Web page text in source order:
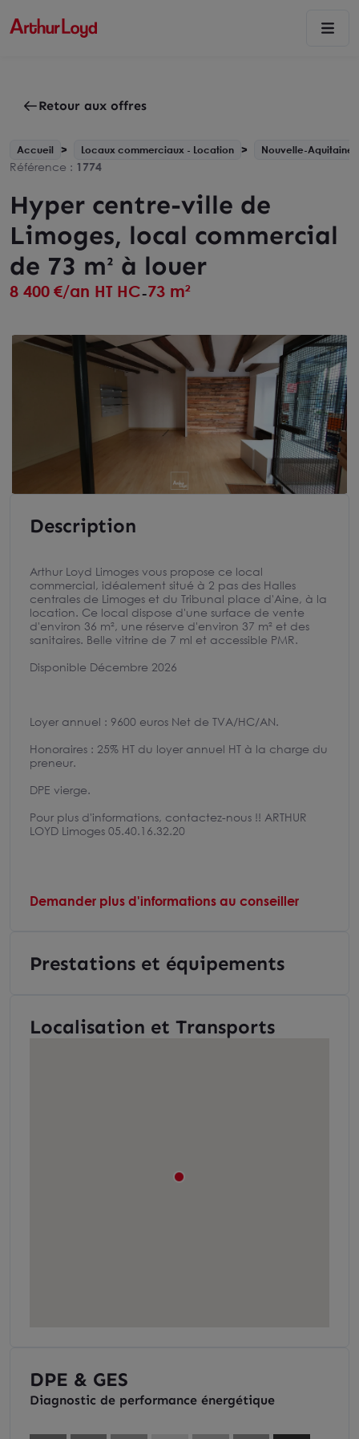
Retour aux offres
Accueil Locaux commerciaux - Location Nouvelle-Aquitaine
Référence : 1774
Hyper centre-ville de
Limoges, local commercial
de 73 m² à louer
8 400 €/an HT HC-73 m²
Description
Arthur Loyd Limoges vous propose ce local
commercial, idéalement situé à 2 pas des Halles
centrales de Limoges et du Tribunal place d'Aine, à la
location. Ce local dispose d'une surface de vente
d'environ 36 m², une réserve d'environ 37 m² et des
sanitaires. Belle vitrine de 7 ml et accessible PMR.
Disponible Décembre 2026
Loyer annuel : 9600 euros Net de TVA/HC/AN.
Honoraires : 25% HT du loyer annuel HT à la charge du
preneur.
DPE vierge.
Pour plus d'informations, contactez-nous !! ARTHUR
LOYD Limoges 05.40.16.32.20
Demander plus d'informations au conseiller
Prestations et équipements
Localisation et Transports
DPE & GES
Diagnostic de performance énergétique